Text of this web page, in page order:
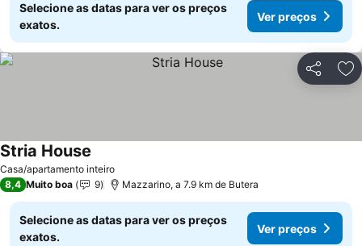
Selecione as datas para ver os preços
exatos.
Ver preços
Partilhar
Casa/apartamento inteiro
Stria House
8,4 Muito boa 9 Mazzarino, a 7.9 km de Butera
Selecione as datas para ver os preços
exatos.
Ver preços